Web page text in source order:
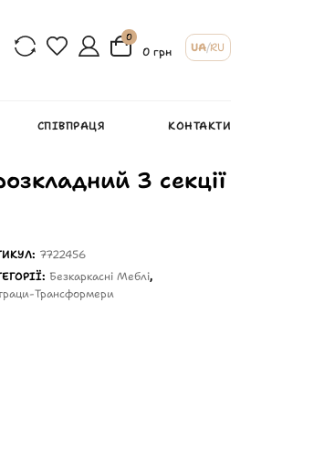
0
0 грн UA/RU
СПІВПРАЦЯ КОНТАКТИ
3 секції
7722456
Безкаркасні Меблі,
Трансформери